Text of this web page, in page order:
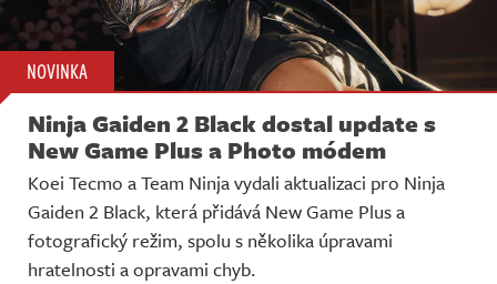
NOVINKA
Ninja Gaiden 2 Black dostal update s
New Game Plus a Photo módem
Koei Tecmo a Team Ninja vydali aktualizaci pro Ninja
Gaiden 2 Black, která přidává New Game Plus a
fotografický režim, spolu s několika úpravami
hratelnosti a opravami chyb.